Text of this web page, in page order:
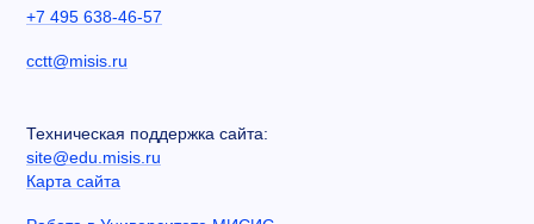
+7 495 638-46-57
cctt@misis.ru
Техническая поддержка сайта:
site@edu.misis.ru
Карта сайта